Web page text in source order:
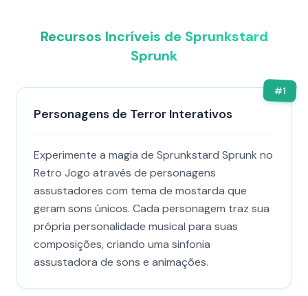
Recursos Incríveis de Sprunkstard
Sprunk
#1
Personagens de Terror Interativos
Experimente a magia de Sprunkstard Sprunk no
Retro Jogo através de personagens
assustadores com tema de mostarda que
geram sons únicos. Cada personagem traz sua
própria personalidade musical para suas
composições, criando uma sinfonia
assustadora de sons e animações.